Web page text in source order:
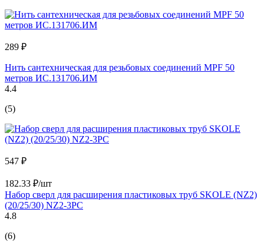
289 ₽
Нить сантехническая для резьбовых соединений MPF 50
метров ИС.131706.ИМ
4.4
(5)
547 ₽
182.33 ₽/шт
Набор сверл для расширения пластиковых труб SKOLE (NZ2)
(20/25/30) NZ2-3PC
4.8
(6)